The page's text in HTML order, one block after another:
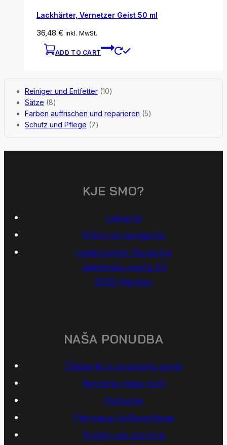
Lackhärter, Vernetzer Geist 50 ml
36,48 € inkl. MwSt.
ADD TO CART
Reiniger und Entfetter 10
Sätze 8
Farben auffrischen und reparieren 5
Schutz und Pflege
7
KJE SMO?
Lokacija
Klikni za navigacijo
Ledercenter Slovenija
Jadranska cesta 23
2000 Maribor
NAŠA PONUDBA
Čiščenje in popravilo usnja
Notranja nega vozil
Poliranje
Fahrzeug-Außenpflege
Poglej vse storitve